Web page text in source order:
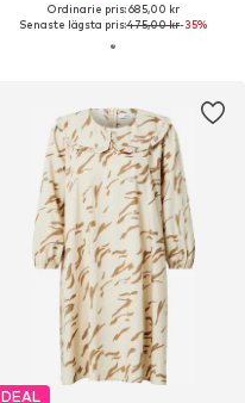
Ordinarie pris: 685,00 kr
Senaste lägsta pris:475,00 kr-35%
DEAL